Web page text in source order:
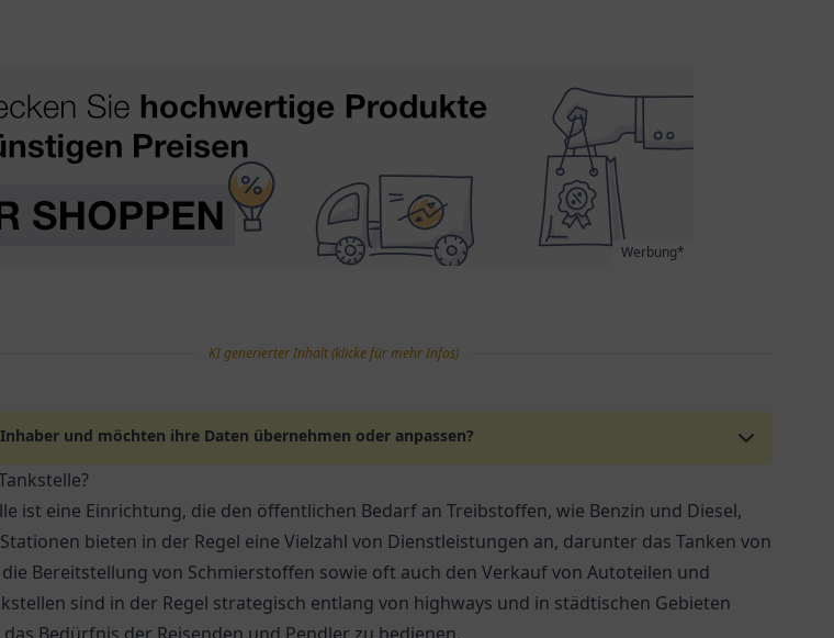
Werbung*
KI generierter Inhalt (klicke für mehr Infos)
und möchten ihre Daten übernehmen oder anpassen?
ist eine Einrichtung, die den öffentlichen Bedarf an Treibstoffen, wie Benzin und Diesel,
bieten in der Regel eine Vielzahl von Dienstleistungen an, darunter das Tanken von
Bereitstellung von Schmierstoffen sowie oft auch den Verkauf von Autoteilen und
sind in der Regel strategisch entlang von highways und in städtischen Gebieten